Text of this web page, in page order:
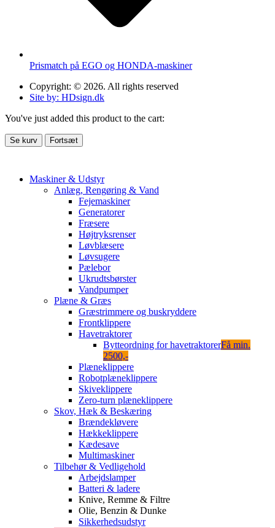
Prismatch på EGO og HONDA-maskiner
Copyright: © 2026. All rights reserved
Site by: HDsign.dk
You've just added this product to the cart:
Se kurv Fortsæt
Maskiner & Udstyr
Anlæg, Rengøring & Vand
Fejemaskiner
Generatorer
Fræsere
Højtryksrenser
Løvblæsere
Løvsugere
Pælebor
Ukrudtsbørster
Vandpumper
Plæne & Græs
Græstrimmere og buskryddere
Frontklippere
Havetraktorer
Bytteordning for havetraktorerFå min.
2500,-
Plæneklippere
Robotplæneklippere
Skiveklippere
Zero-turn plæneklippere
Skov, Hæk & Beskæring
Brændekløvere
Hækkeklippere
Kædesave
Multimaskiner
Tilbehør & Vedligehold
Arbejdslamper
Batteri & ladere
Knive, Remme & Filtre
Olie, Benzin & Dunke
Sikkerhedsudstyr